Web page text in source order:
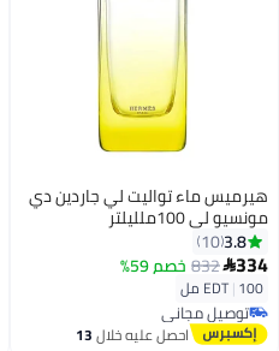
هيرميس ماء تواليت لي جاردين دي
مونسيو لي 100ملليلتر
3.8
10
334
832 خصم 59%
EDT|100 مل
توصيل مجاني
توصيل مجانياحصل عليه خلال13